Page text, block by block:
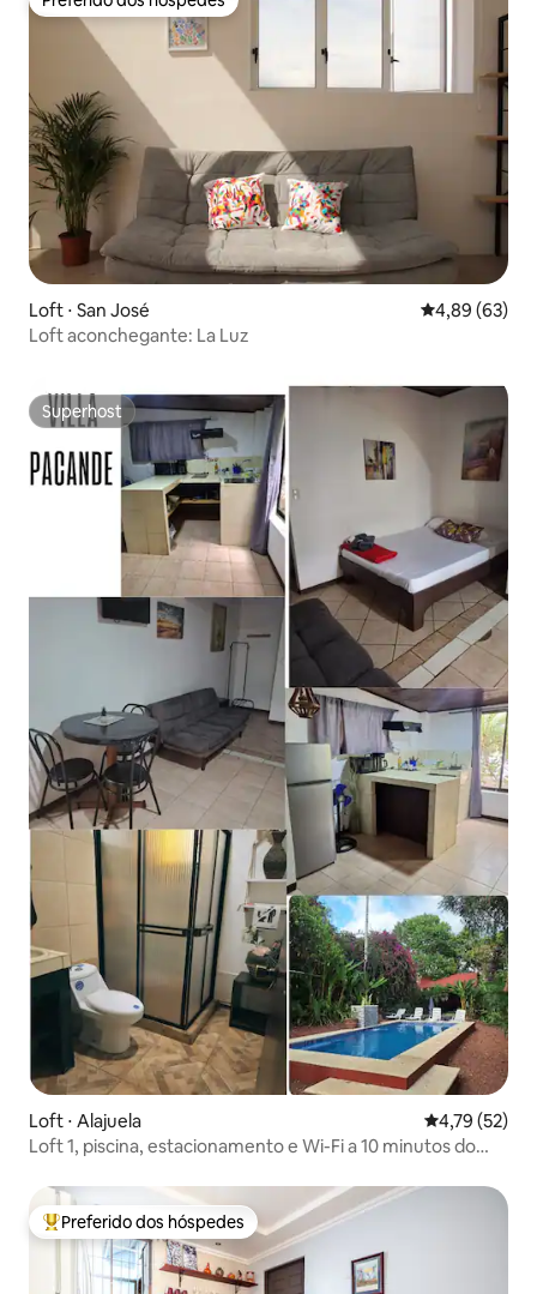
Preferido dos hóspedes
Loft ⋅ San José 4,89 de uma
4,89 (63)
Loft aconchegante: La Luz
Superhost
Superhost
Loft ⋅ Alajuela 4,79 de uma
4,79 (52)
Loft 1, piscina, estacionamento e Wi-Fi a 10 minutos do
Entre os melhores preferidos dos hóspedes
Preferido dos hóspedes